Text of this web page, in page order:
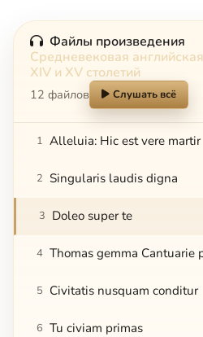
Файлы произведения
Средневековая
XIV и XV столетий
12 файлов Слушать всё
1 Alleluia: Hic est vere martir
2 Singularis laudis digna
3 Doleo super te
4 Thomas gemma Cantuarie
5 Civitatis nusquam conditur
6 Tu civiam primas